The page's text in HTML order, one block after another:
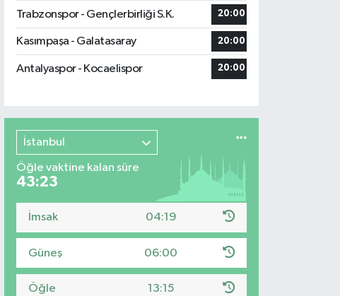
Trabzonspor - Gençlerbirliği S.K. 20:00
Kasımpaşa - Galatasaray 20:00
Antalyaspor - Kocaelispor 20:00
İstanbul
Öğle vaktine kalan süre
43:22
İmsak 04:19
Güneş 06:00
Öğle 13:15